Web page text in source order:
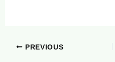
PREVIOUS